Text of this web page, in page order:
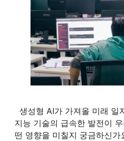
Categories
AI
생성형 AI 시대,
변화와 우리의